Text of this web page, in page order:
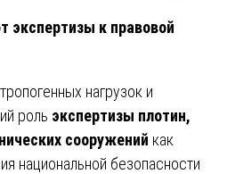
экспертизы к правовой
нагрузок и
роль экспертизы плотин,
сооружений как
национальной безопасности